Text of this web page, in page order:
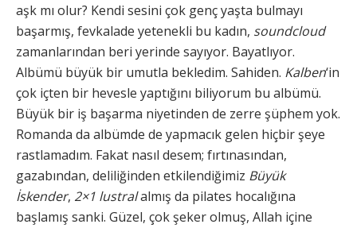
aşk mı olur? Kendi sesini çok genç yaşta bulmayı
başarmış, fevkalade yetenekli bu kadın, soundcloud
zamanlarından beri yerinde sayıyor. Bayatlıyor.
Albümü büyük bir umutla bekledim. Sahiden. Kalben‘in
çok içten bir hevesle yaptığını biliyorum bu albümü.
Büyük bir iş başarma niyetinden de zerre şüphem yok.
Romanda da albümde de yapmacık gelen hiçbir şeye
rastlamadım. Fakat nasıl desem; fırtınasından,
gazabından, deliliğinden etkilendiğimiz Büyük
İskender, 2×1 lustralalmış da pilates hocalığına
başlamış sanki. Güzel, çok şeker olmuş, Allah içine